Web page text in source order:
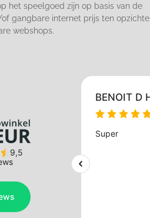
het speelgoed zijn op basis van de
gangbare internet prijs ten opzichte
webshops.